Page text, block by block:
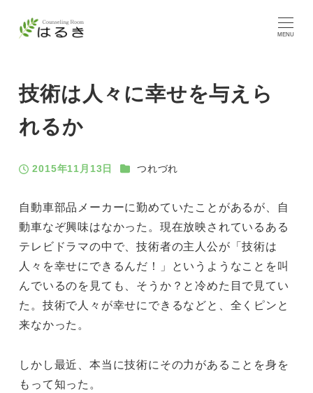
MENU
技術は人々に幸せを与えら
れるか
投稿日
2015年11月13日 カテゴリー
つれづれ
自動車部品メーカーに勤めていたことがあるが、自
動車なぞ興味はなかった。現在放映されているある
テレビドラマの中で、技術者の主人公が「技術は
人々を幸せにできるんだ！」というようなことを叫
んでいるのを見ても、そうか？と冷めた目で見てい
た。技術で人々が幸せにできるなどと、全くピンと
来なかった。
しかし最近、本当に技術にその力があることを身を
もって知った。